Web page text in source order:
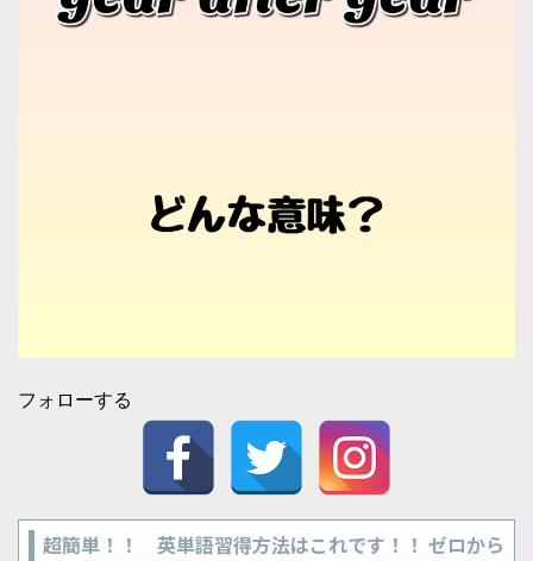
フォローする
超簡単！！ 英単語習得方法はこれです！！ ゼロから